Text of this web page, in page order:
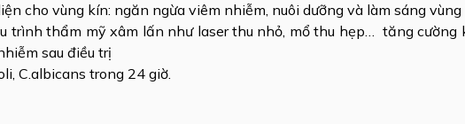
cho vùng kín: ngăn ngừa viêm nhiễm, nuôi dưỡng và làm sáng vùng
trình thẩm mỹ xâm lấn như laser thu nhỏ, mổ thu hẹp… tăng cường
sau điều trị
C.albicans trong 24 giờ.